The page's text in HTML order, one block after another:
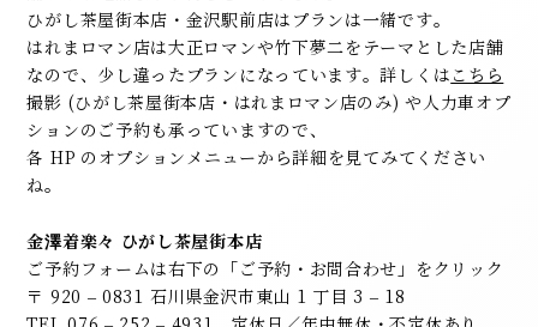
ひがし茶屋街本店・金沢駅前店はプランは一緒です。
はれまロマン店は大正ロマンや竹下夢二をテーマとした店舗
なので、少し違ったプランになっています。詳しくは こちら
撮影 (ひがし茶屋街本店・はれまロマン店のみ) や人力車オプ
ションのご予約も承っていますので、
各 HP のオプションメニューから詳細を見てみてください
ね。
金澤着楽々 ひがし茶屋街本店
ご予約フォームは右下の「ご予約・お問合わせ」をクリック
〒 920 – 0831 石川県金沢市東山 1 丁目 3 – 18